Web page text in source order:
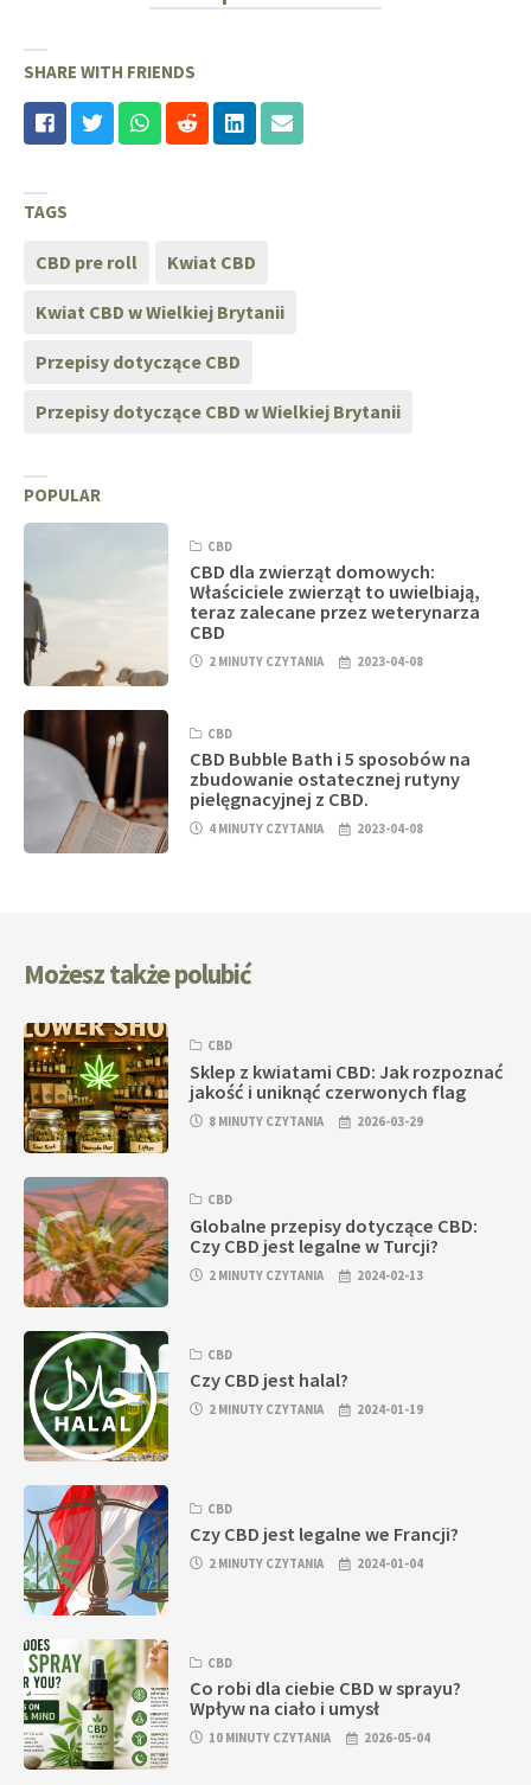
SHARE WITH FRIENDS
TAGS
CBD pre roll Kwiat CBD
Kwiat CBD w Wielkiej Brytanii
Przepisy dotyczące CBD
Przepisy dotyczące CBD w Wielkiej Brytanii
POPULAR
CBD
CBD dla zwierząt domowych:
Właściciele zwierząt to uwielbiają,
teraz zalecane przez weterynarza
CBD
2 MINUTY CZYTANIA 2023-04-08
CBD
CBD Bubble Bath i 5 sposobów na
zbudowanie ostatecznej rutyny
pielęgnacyjnej z CBD.
4 MINUTY CZYTANIA 2023-04-08
Możesz także polubić
CBD
Sklep z kwiatami CBD: Jak rozpoznać
jakość i uniknąć czerwonych flag
8 MINUTY CZYTANIA 2026-03-29
CBD
Globalne przepisy dotyczące CBD:
Czy CBD jest legalne w Turcji?
2 MINUTY CZYTANIA 2024-02-13
CBD
Czy CBD jest halal?
2 MINUTY CZYTANIA 2024-01-19
CBD
Czy CBD jest legalne we Francji?
2 MINUTY CZYTANIA 2024-01-04
CBD
Co robi dla ciebie CBD w sprayu?
Wpływ na ciało i umysł
10 MINUTY CZYTANIA 2026-05-04